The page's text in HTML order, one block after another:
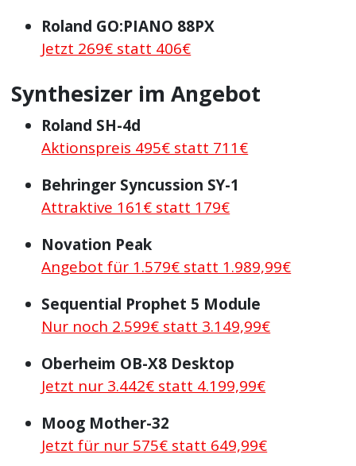
Roland GO:PIANO 88PX
Jetzt 269€ statt 406€
Synthesizer im Angebot
Roland SH-4d
Aktionspreis 495€ statt 711€
Behringer Syncussion SY-1
Attraktive 161€ statt 179€
Novation Peak
Angebot für 1.579€ statt 1.989,99€
Sequential Prophet 5 Module
Nur noch 2.599€ statt 3.149,99€
Oberheim OB-X8 Desktop
Jetzt nur 3.442€ statt 4.199,99€
Moog Mother-32
Jetzt für nur 575€ statt 649,99€